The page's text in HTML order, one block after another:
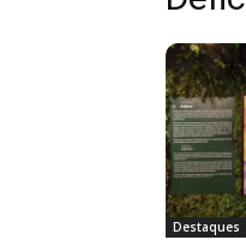
Destaques